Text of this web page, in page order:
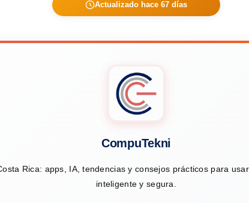
Actualizado hace 67 días
CompuTekni
Rica: apps, IA, tendencias y consejos prácticos para
inteligente y segura.